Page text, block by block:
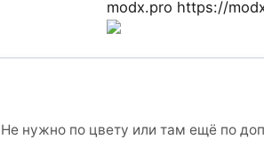
modx.pro https://
нужно по цвету или там ещё по